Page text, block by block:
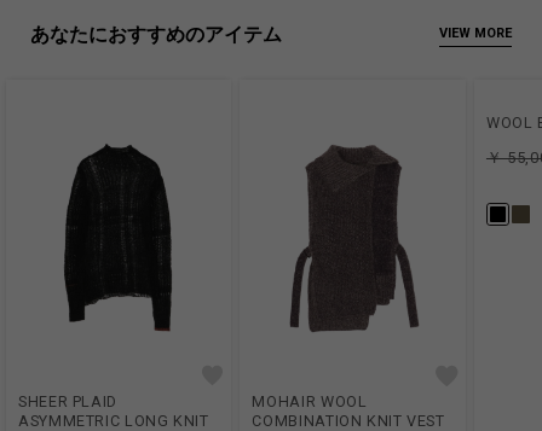
あなたにおすすめのアイテム VIEW MORE
SHEER PLAID
ASYMMETRIC LONG KNIT
MOHAIR WOOL
COMBINATION KNIT VEST
WOOL
￥